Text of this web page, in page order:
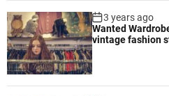
3 years ago
Wanted
vintage fashion